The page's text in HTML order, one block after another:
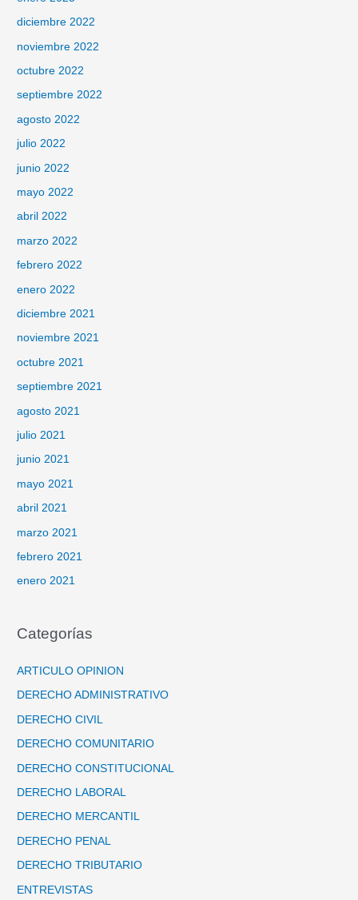
diciembre 2022
noviembre 2022
octubre 2022
septiembre 2022
agosto 2022
julio 2022
junio 2022
mayo 2022
abril 2022
marzo 2022
febrero 2022
enero 2022
diciembre 2021
noviembre 2021
octubre 2021
septiembre 2021
agosto 2021
julio 2021
junio 2021
mayo 2021
abril 2021
marzo 2021
febrero 2021
enero 2021
Categorías
ARTICULO OPINION
DERECHO ADMINISTRATIVO
DERECHO CIVIL
DERECHO COMUNITARIO
DERECHO CONSTITUCIONAL
DERECHO LABORAL
DERECHO MERCANTIL
DERECHO PENAL
DERECHO TRIBUTARIO
ENTREVISTAS